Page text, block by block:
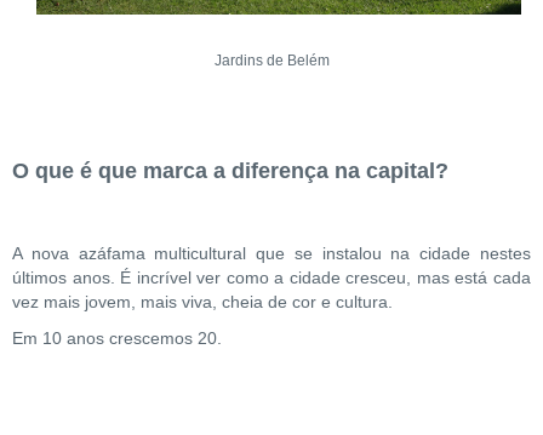
Jardins de Belém
O que é que marca a diferença na capital?
A nova azáfama multicultural que se instalou na cidade nestes
últimos anos. É incrível ver como a cidade cresceu, mas está cada
vez mais jovem, mais viva, cheia de cor e cultura.
Em 10 anos crescemos 20.